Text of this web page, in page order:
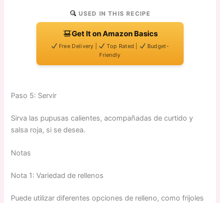
USED IN THIS RECIPE
Get It on Amazon Basics
Free Delivery | Top Rated |
Budget-
Friendly
Paso 5: Servir
Sirva las pupusas calientes, acompañadas de curtido y
salsa roja, si se desea.
Notas
Nota 1: Variedad de rellenos
Puede utilizar diferentes opciones de relleno, como frijoles